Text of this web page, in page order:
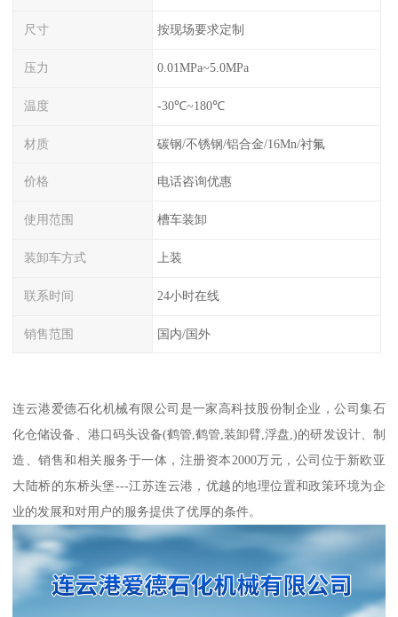
尺寸 按现场要求定制
压力 0.01MPa~5.0MPa
温度 -30℃~180℃
材质 碳钢/不锈钢/铝合金/16Mn/衬氟
价格 电话咨询优惠
使用范围 槽车装卸
装卸车方式 上装
联系时间 24小时在线
销售范围 国内/国外
连云港爱德石化机械有限公司是一家高科技股份制企业，公司集石
化仓储设备、港口码头设备(鹤管,鹤管,装卸臂,浮盘,)的研发设计、制
造、销售和相关服务于一体，注册资本2000万元，公司位于新欧亚
大陆桥的东桥头堡---江苏连云港，优越的地理位置和政策环境为企
业的发展和对用户的服务提供了优厚的条件。